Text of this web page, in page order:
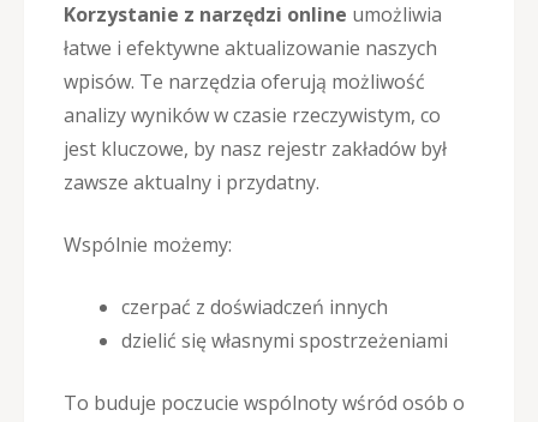
Korzystanie z narzędzi online umożliwia
łatwe i efektywne aktualizowanie naszych
wpisów. Te narzędzia oferują możliwość
analizy wyników w czasie rzeczywistym, co
jest kluczowe, by nasz rejestr zakładów był
zawsze aktualny i przydatny.
Wspólnie możemy:
czerpać z doświadczeń innych
dzielić się własnymi spostrzeżeniami
To buduje poczucie wspólnoty wśród osób o